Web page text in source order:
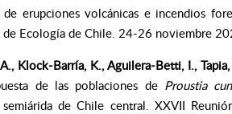
de erupciones volcánicas e incendios
de Ecología de Chile. 24-26 noviembre
Klock-Barría, K., Aguilera-Betti, I.,
de las poblaciones de Proustia
de Chile central. XXVII